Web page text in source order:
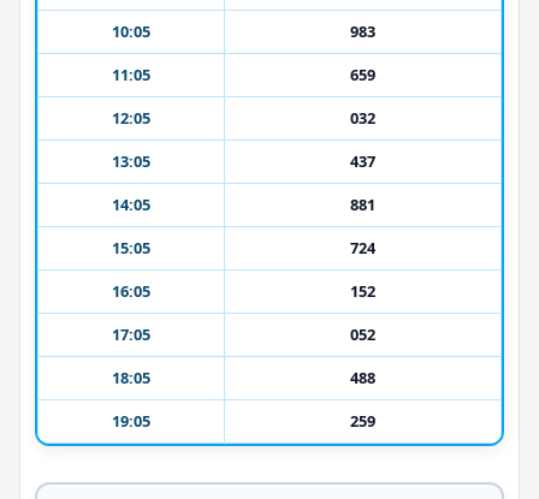
10:05
983
11:05
659
12:05
032
13:05
437
14:05
881
15:05
724
16:05
152
17:05
052
18:05
488
19:05
259